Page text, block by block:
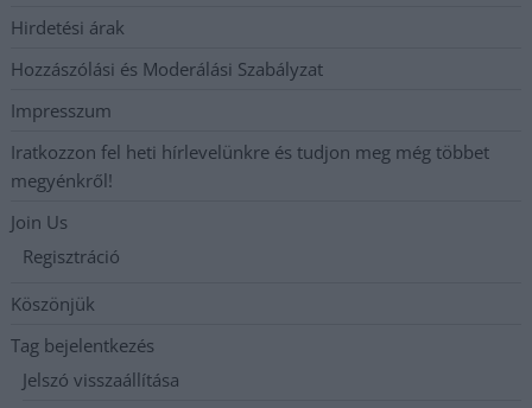
Hirdetési árak
Hozzászólási és Moderálási Szabályzat
Impresszum
Iratkozzon fel heti hírlevelünkre és tudjon meg még többet
megyénkről!
Join Us
Regisztráció
Köszönjük
Tag bejelentkezés
Jelszó visszaállítása